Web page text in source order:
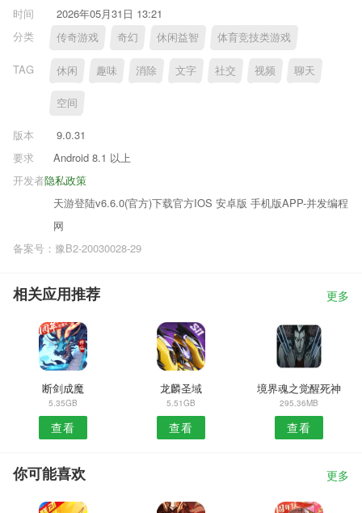
时间
2026年05月31日 13:21
分类
传奇游戏 奇幻 休闲益智 体育竞技类游戏
TAG 休闲 趣味 消除 文字 社交 视频 聊天
空间
版本
9.0.31
要求
Android 8.1 以上
隐私政策
开发者
天游登陆v6.6.0(官方)下载官方IOS 安卓版 手机版APP-并发编程
网
备案号：豫B2-20030028-29
相关应用推荐 更多
断剑成魔
5.35GB
查看
龙麟圣域
5.51GB
查看
境界魂之觉醒死神
295.36MB
查看
你可能喜欢 更多